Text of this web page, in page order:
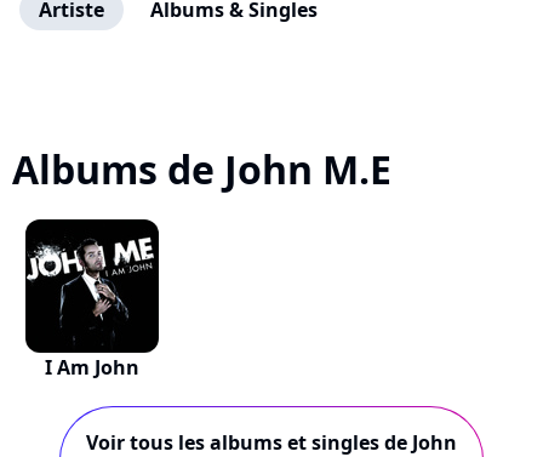
Artiste Albums & Singles
Albums de John M.E
I Am John
Voir tous les albums et singles de John